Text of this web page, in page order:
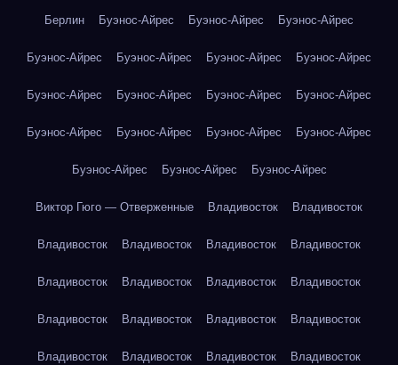
Берлин Буэнос-Айрес Буэнос-Айрес Буэнос-Айрес
Буэнос-Айрес Буэнос-Айрес Буэнос-Айрес Буэнос-Айрес
Буэнос-Айрес Буэнос-Айрес Буэнос-Айрес Буэнос-Айрес
Буэнос-Айрес Буэнос-Айрес Буэнос-Айрес Буэнос-Айрес
Буэнос-Айрес Буэнос-Айрес Буэнос-Айрес
Виктор Гюго — Отверженные Владивосток Владивосток
Владивосток Владивосток Владивосток Владивосток
Владивосток Владивосток Владивосток Владивосток
Владивосток Владивосток Владивосток Владивосток
Владивосток Владивосток Владивосток Владивосток